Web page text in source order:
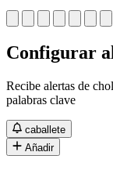
Configurar
Recibe alertas de
palabras clave
caballete
Añadir